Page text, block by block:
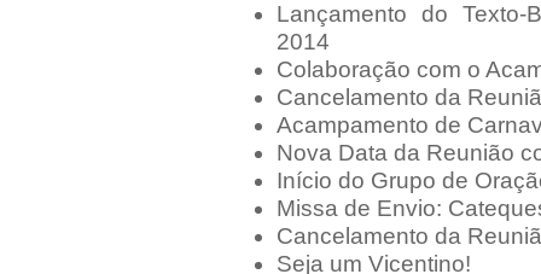
Lançamento do
2014
Colaboração com o
Cancelamento da
Acampamento de
Nova Data da Reunião
Início do Grupo de
Missa de Envio:
Cancelamento da
Seja um Vicentino!